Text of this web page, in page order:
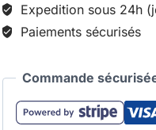
Expedition sous 24h
Paiements sécurisés
Commande